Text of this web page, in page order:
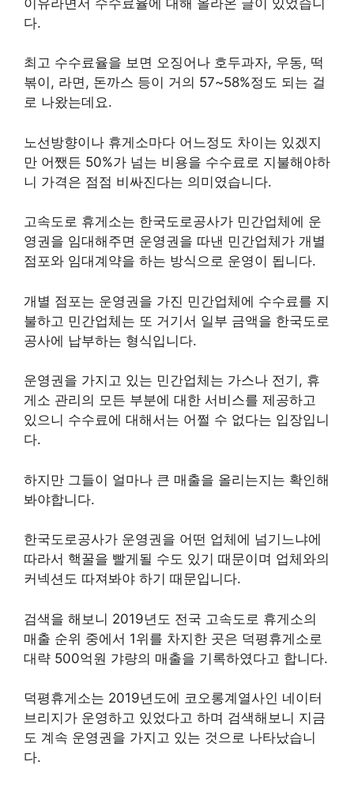
다.
최고 수수료율을 보면 오징어나 호두과자, 우동, 떡
볶이, 라면, 돈까스 등이 거의 57~58%정도 되는 걸
로 나왔는데요.
노선방향이나 휴게소마다 어느정도 차이는 있겠지
만 어쨌든 50%가 넘는 비용을 수수료로 지불해야하
니 가격은 점점 비싸진다는 의미였습니다.
고속도로 휴게소는 한국도로공사가 민간업체에 운
영권을 임대해주면 운영권을 따낸 민간업체가 개별
점포와 임대계약을 하는 방식으로 운영이 됩니다.
개별 점포는 운영권을 가진 민간업체에 수수료를 지
불하고 민간업체는 또 거기서 일부 금액을 한국도로
공사에 납부하는 형식입니다.
운영권을 가지고 있는 민간업체는 가스나 전기, 휴
게소 관리의 모든 부분에 대한 서비스를 제공하고
있으니 수수료에 대해서는 어쩔 수 없다는 입장입니
다.
하지만 그들이 얼마나 큰 매출을 올리는지는 확인해
봐야합니다.
한국도로공사가 운영권을 어떤 업체에 넘기느냐에
따라서 핵꿀을 빨게될 수도 있기 때문이며 업체와의
커넥션도 따져봐야 하기 때문입니다.
검색을 해보니 2019년도 전국 고속도로 휴게소의
매출 순위 중에서 1위를 차지한 곳은 덕평휴게소로
대략 500억원 갸량의 매출을 기록하였다고 합니다.
덕평휴게소는 2019년도에 코오롱계열사인 네이터
브리지가 운영하고 있었다고 하며 검색해보니 지금
도 계속 운영권을 가지고 있는 것으로 나타났습니
다.